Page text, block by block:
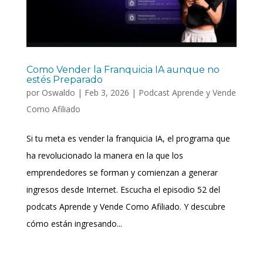
Como Vender la Franquicia IA aunque no
estés Preparado
por Oswaldo | Feb 3, 2026 | Podcast Aprende y Vende
Como Afiliado
Si tu meta es vender la franquicia IA, el programa que
ha revolucionado la manera en la que los
emprendedores se forman y comienzan a generar
ingresos desde Internet. Escucha el episodio 52 del
podcats Aprende y Vende Como Afiliado. Y descubre
cómo están ingresando...